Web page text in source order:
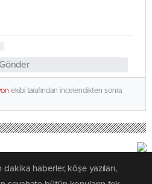
ekibi tarafından incelendikten sonra
haberler, köşe yazıları,